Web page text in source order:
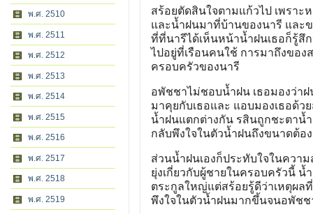
พ.ศ. 2510
พ.ศ. 2511
พ.ศ. 2512
พ.ศ. 2513
พ.ศ. 2514
พ.ศ. 2515
พ.ศ. 2516
พ.ศ. 2517
พ.ศ. 2518
พ.ศ. 2519
สร้อยตัดสินใจตามแก้วไป เพรา
และน้ำฝนมาที่บ้านของนารี และ
ที่ที่นารีได้เห็นหน้าน้ำฝนเธอก็รู้สึ
ไปอยู่ที่เรือนคนใช้ การมาถึงขอ
ครอบครัวของนารี
อพัชชาไม่ชอบน้ำฝน เธอมองว่า
มาคุยกับเธอและ แอบมองเธอด้ว
น้ำฝนแตกต่างกัน รสินถูกชะตาน้
กลับพึงใจในตัวน้ำฝนถึงขนาดต้อ
ส่วนน้ำฝนเองก็ประทับใจในควา
ยุ่งเกี่ยวกับผู้ชายในครอบครัวนี้
ตระกูลใหญ่แต่สร้อยรู้ดีว่าเหตุผล
พึงใจในตัวน้ำฝนมากขึ้นจนอพัชช